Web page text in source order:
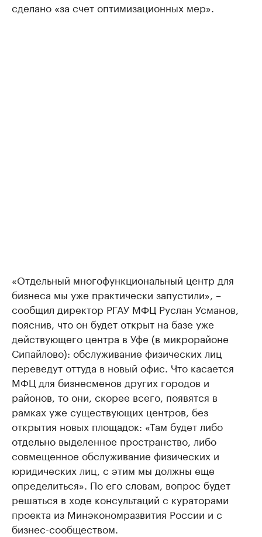
сделано «за счет оптимизационных мер».
«Отдельный многофункциональный центр для
бизнеса мы уже практически запустили», –
сообщил директор РГАУ МФЦ Руслан Усманов,
пояснив, что он будет открыт на базе уже
действующего центра в Уфе (в микрорайоне
Сипайлово): обслуживание физических лиц
переведут оттуда в новый офис. Что касается
МФЦ для бизнесменов других городов и
районов, то они, скорее всего, появятся в
рамках уже существующих центров, без
открытия новых площадок: «Там будет либо
отдельно выделенное пространство, либо
совмещенное обслуживание физических и
юридических лиц, с этим мы должны еще
определиться». По его словам, вопрос будет
решаться в ходе консультаций с кураторами
проекта из Минэкономразвития России и с
бизнес-сообществом.